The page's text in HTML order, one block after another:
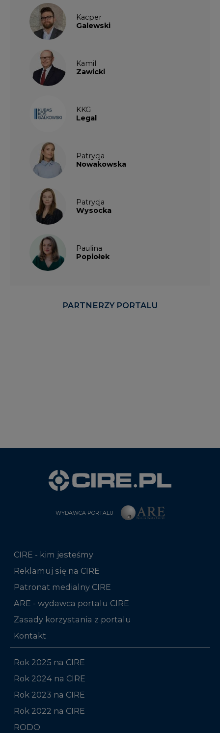
Kacper
Galewski
Kamil
Zawicki
KKG
Legal
Patrycja
Nowakowska
Patrycja
Wysocka
Paulina
Popiołek
PARTNERZY PORTALU
WYDAWCA PORTALU
CIRE - kim jesteśmy
Reklamuj się na CIRE
Patronat medialny CIRE
ARE - wydawca portalu CIRE
Zasady korzystania z portalu
Kontakt
Rok 2025 na CIRE
Rok 2024 na CIRE
Rok 2023 na CIRE
Rok 2022 na CIRE
RODO